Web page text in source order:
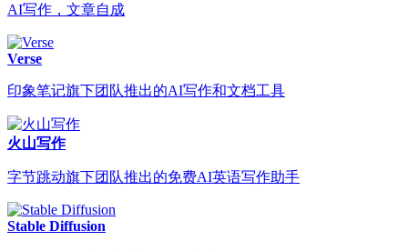
AI写作，文章自成
Verse
印象笔记旗下团队推出的AI写作和文档工具
火山写作
字节跳动旗下团队推出的免费AI英语写作助手
Stable Diffusion